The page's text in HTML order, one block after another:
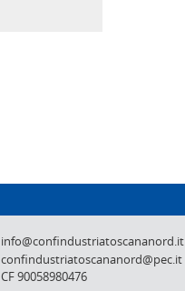
info@confindustriatoscananord.it
confindustriatoscananord@pec.it
CF 90058980476